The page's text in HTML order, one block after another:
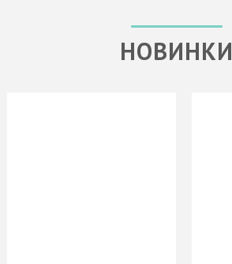
НОВИНКИ